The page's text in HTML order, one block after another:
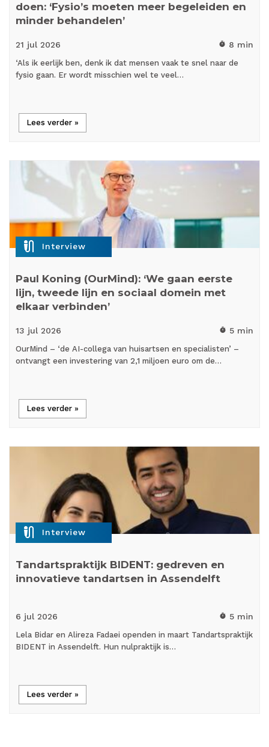
doen: ‘Fysio’s moeten meer begeleiden en
minder behandelen’
21 jul 2026 timer 8 min
‘Als ik eerlijk ben, denk ik dat mensen vaak te snel naar de
fysio gaan. Er wordt misschien wel te veel…
Lees verder »
mic_external_on Interview
Paul Koning (OurMind): ‘We gaan eerste
lijn, tweede lijn en sociaal domein met
elkaar verbinden’
13 jul 2026 timer 5 min
OurMind – ‘de AI-collega van huisartsen en specialisten’ –
ontvangt een investering van 2,1 miljoen euro om de…
Lees verder »
mic_external_on Interview
Tandartspraktijk BIDENT: gedreven en
innovatieve tandartsen in Assendelft
6 jul 2026 timer 5 min
Lela Bidar en Alireza Fadaei openden in maart Tandartspraktijk
BIDENT in Assendelft. Hun nulpraktijk is…
Lees verder »